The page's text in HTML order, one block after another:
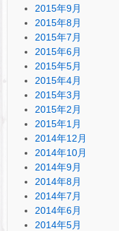
2015年9月
2015年8月
2015年7月
2015年6月
2015年5月
2015年4月
2015年3月
2015年2月
2015年1月
2014年12月
2014年10月
2014年9月
2014年8月
2014年7月
2014年6月
2014年5月